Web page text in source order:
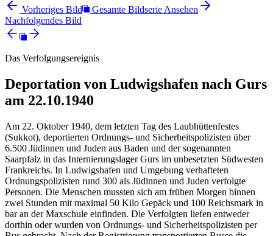
Vorheriges Bild
Gesamte Bildserie Ansehen
Nachfolgendes Bild
Das Verfolgungsereignis
Deportation von Ludwigshafen nach Gurs
am 22.10.1940
Am 22. Oktober 1940, dem letzten Tag des Laubhüttenfestes
(Sukkot), deportierten Ordnungs- und Sicherheitspolizisten über
6.500 Jüdinnen und Juden aus Baden und der sogenannten
Saarpfalz in das Internierungslager Gurs im unbesetzten Südwesten
Frankreichs. In Ludwigshafen und Umgebung verhafteten
Ordnungspolizisten rund 300 als Jüdinnen und Juden verfolgte
Personen. Die Menschen mussten sich am frühen Morgen binnen
zwei Stunden mit maximal 50 Kilo Gepäck und 100 Reichsmark in
bar an der Maxschule einfinden. Die Verfolgten liefen entweder
dorthin oder wurden von Ordnungs- und Sicherheitspolizisten per